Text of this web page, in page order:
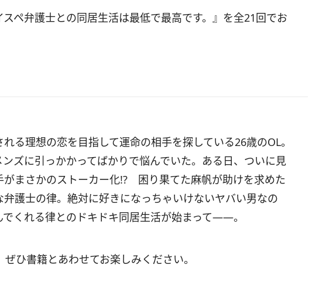
ペ弁護士との同居生活は最低で最高です。』を全21回でお
る理想の恋を目指して運命の相手を探している26歳のOL。
ズに引っかかってばかりで悩んでいた。ある日、ついに見
がまさかのストーカー化!? 困り果てた麻帆が助けを求めた
護士の律。絶対に好きになっちゃいけないヤバい男なの
くれる律とのドキドキ同居生活が始まって――。
ひ書籍とあわせてお楽しみください。